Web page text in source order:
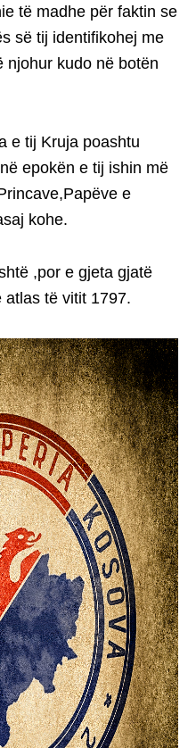
të madhe për faktin se
së tij identifikohej me
njohur kudo në botën
e tij Kruja poashtu
epokën e tij ishin më
e
kohe.
,por e gjeta gjatë
atlas të vitit 1797.